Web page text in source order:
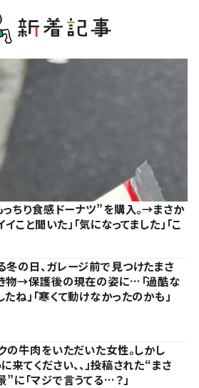
ちり食感ドーナツ”を購入。→まさか
と聞いた」「気になってました」「こ
冬の日、ガレージ前で見つけたまさ
物→保護後の現在の姿に…「過酷な
ね」「寒くて動けなかったのかも」
の牛肉をいただいた女性。しかし
来てください、、」投稿された“まさ
”に「マジで言うてる…？」